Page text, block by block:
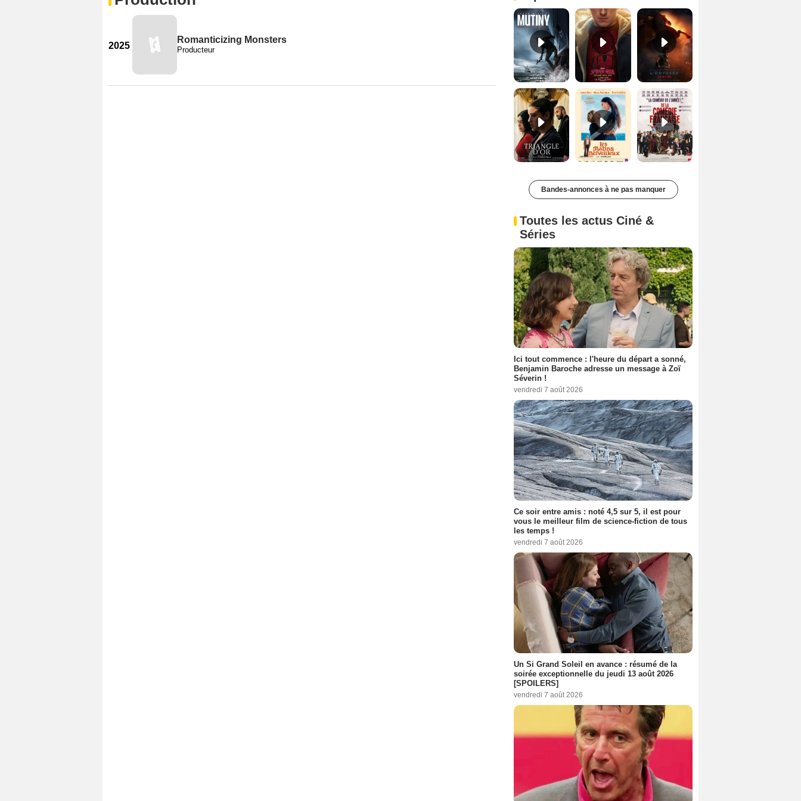
2025
Romanticizing Monsters
Producteur
Le Triangle d'or Bande-annonce VF De la Comédie-Française Teaser VF
Bandes-annonces à ne pas manquer
Toutes les actus Ciné &
Séries
Ici tout commence : l'heure du départ a sonné,
Benjamin Baroche adresse un message à Zoï
Séverin !
vendredi 7 août 2026
Ce soir entre amis : noté 4,5 sur 5, il est pour
vous le meilleur film de science-fiction de tous
les temps !
vendredi 7 août 2026
Un Si Grand Soleil en avance : résumé de la
soirée exceptionnelle du jeudi 13 août 2026
[SPOILERS]
vendredi 7 août 2026